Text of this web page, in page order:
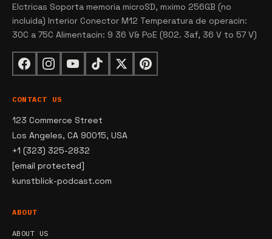
Elctricas Soporta memoria microSD, mximo 256GB (no
incluida) Interior Conector M12 Temperatura de operacin:
30C a 75C Alimentacin: 9 36 V& PoE (802. 3af, 36 V to 57 V)
CONTACT US
123 Commerce Street
Los Angeles, CA 90015, USA
+1 (323) 325-2832
[email protected]
kunstblick-podcast.com
ABOUT
ABOUT US